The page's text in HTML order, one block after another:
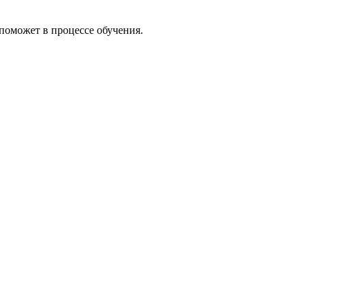
в процессе обучения.